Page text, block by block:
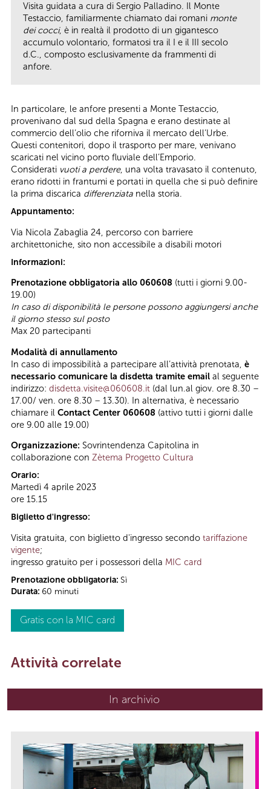
Visita guidata a cura di Sergio Palladino. Il Monte
Testaccio, familiarmente chiamato dai romani monte
dei cocci, è in realtà il prodotto di un gigantesco
accumulo volontario, formatosi tra il I e il III secolo
d.C., composto esclusivamente da frammenti di
anfore.
In particolare, le anfore presenti a Monte Testaccio,
provenivano dal sud della Spagna e erano destinate al
commercio dell’olio che riforniva il mercato dell’Urbe.
Questi contenitori, dopo il trasporto per mare, venivano
scaricati nel vicino porto fluviale dell’Emporio.
Considerati vuoti a perdere, una volta travasato il contenuto,
erano ridotti in frantumi e portati in quella che si può definire
la prima discarica differenziata nella storia.
Appuntamento:
Via Nicola Zabaglia 24, percorso con barriere
architettoniche, sito non accessibile a disabili motori
Informazioni:
Prenotazione obbligatoria allo 060608 (tutti i giorni 9.00-
19.00)
In caso di disponibilità le persone possono aggiungersi anche
il giorno stesso sul posto
Max 20 partecipanti
Modalità di annullamento
In caso di impossibilità a partecipare all’attività prenotata, è
necessario comunicare la disdetta tramite email al seguente
indirizzo: disdetta.visite@060608.it (dal lun.al giov. ore 8.30 –
17.00/ ven. ore 8.30 – 13.30). In alternativa, è necessario
chiamare il Contact Center 060608 (attivo tutti i giorni dalle
ore 9.00 alle 19.00)
Organizzazione: Sovrintendenza Capitolina in
collaborazione con Zètema Progetto Cultura
Orario:
Martedì 4 aprile 2023
ore 15.15
Biglietto d'ingresso:
Visita gratuita, con biglietto d'ingresso secondo tariffazione
vigente;
ingresso gratuito per i possessori della MIC card
Prenotazione obbligatoria: Sì
Durata: 60 minuti
Gratis con la MIC card
Attività correlate
In archivio